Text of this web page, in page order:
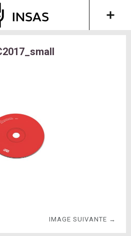
IMAGE SUIVANTE →